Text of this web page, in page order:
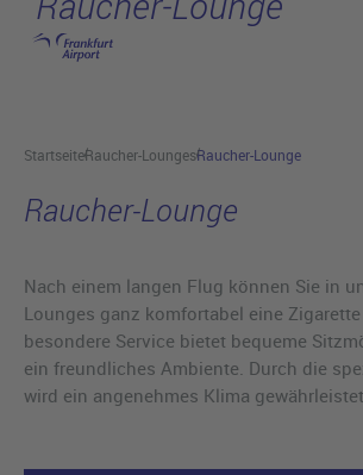
Hauptinhalt anspringen
StartseiteRaucher-LoungesRaucher-Lounge
Raucher-Lounge
Nach einem langen Flug können Sie in
Lounges ganz komfortabel eine
besondere Service bietet bequeme
ein freundliches Ambiente. Durch die
wird ein angenehmes Klima gewährleistet.